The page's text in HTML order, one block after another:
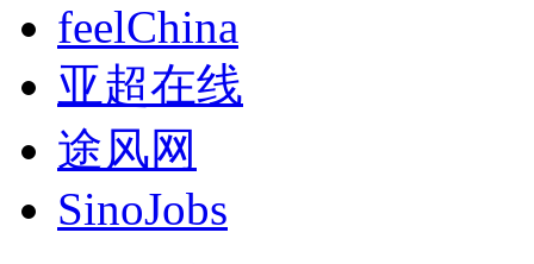
feelChina
亚超在线
途风网
SinoJobs